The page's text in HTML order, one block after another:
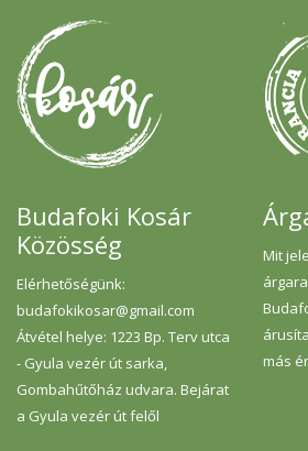
Budafoki Kosár
Közösség
Elérhetőségünk:
budafokikosar@gmail.com
Átvétel helye: 1223 Bp. Terv utca
- Gyula vezér út sarka,
Gombahűtőház udvara. Bejárat
a Gyula vezér út felől
Mit
más